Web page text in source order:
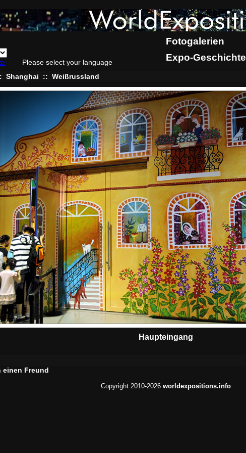
Please select your language
Fotogalerien
Expo-Geschichte
Shanghai :: Weißrussland
Haupteingang
einen Freund
Copyright 2010-2026 worldexpositions.info